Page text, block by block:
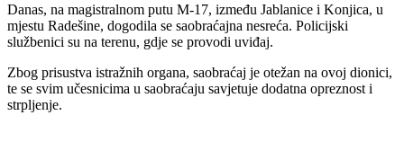
Danas, na magistralnom putu M-17, između Jablanice i Konjica, u
mjestu Radešine, dogodila se saobraćajna nesreća. Policijski
službenici su na terenu, gdje se provodi uviđaj.
Zbog prisustva istražnih organa, saobraćaj je otežan na ovoj dionici,
te se svim učesnicima u saobraćaju savjetuje dodatna opreznost i
strpljenje.